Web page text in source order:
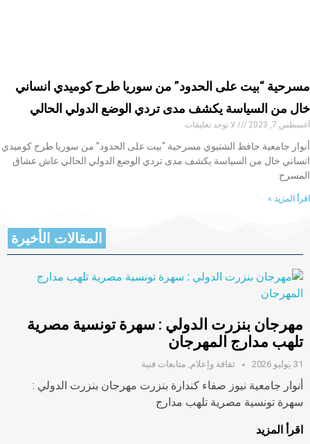
مسرحية “بيت على الحدود” من سوريا طرح كوميدي انساني
خال من السياسة يكشف مدى تردي الوضع الدولي الحالي
أغسطس 7, 2023 لا توجد تعليقات
أنوار جامعية حافظ الشتيوي مسرحية “بيت على الحدود” من سوريا طرح كوميدي
انساني خال من السياسة يكشف مدى تردي الوضع الدولي الحالي عاش عشاق
المسرح
اقرأ المزيد »
المقالات الأخيرة
مهرجان بنزرت الدولي : سهرة تونسية مصرية
تلهب مدارج المهرجان
31 يوليو 2026 ثقافة وإعلام, متابعات فنية
أنوار جامعية نيوز صفاء كندارة بنزرت مهرجان بنزرت الدولي :
سهرة تونسية مصرية تلهب مدارج
اقرأ المزيد